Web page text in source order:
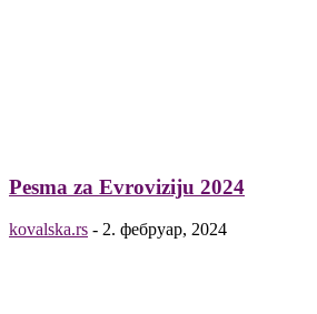
Pesma za Evroviziju 2024
kovalska.rs - 2. фебруар, 2024